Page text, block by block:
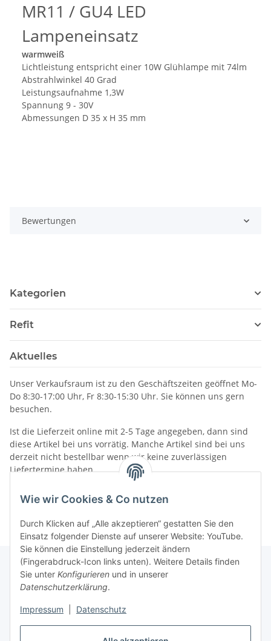
Wie wir Cookies & Co nutzen
Durch Klicken auf „Alle akzeptieren“ gestatten Sie den
Einsatz folgender Dienste auf unserer Website: YouTube.
Sie können die Einstellung jederzeit ändern
(Fingerabdruck-Icon links unten). Weitere Details finden
Sie unter Konfigurieren und in unserer
Datenschutzerklärung.
Impressum Datenschutz
MR11 / GU4 LED
Lampeneinsatz
warmweiß
Lichtleistung entspricht einer 10W Glühlampe mit 74lm
Abstrahlwinkel 40 Grad
Leistungsaufnahme 1,3W
Spannung 9 - 30V
Abmessungen D 35 x H 35 mm
Bewertungen
Kategorien
Refit
Aktuelles
Unser Verkaufsraum ist zu den Geschäftszeiten geöffnet Mo-
Do 8:30-17:00 Uhr, Fr 8:30-15:30 Uhr. Sie können uns gern
besuchen.
Ist die Lieferzeit online mit 2-5 Tage angegeben, dann sind
diese Artikel bei uns vorrätig. Manche Artikel sind bei uns
derzeit nicht bestellbar wenn wir keine zuverlässigen
Liefertermine haben.
Gesetzliche Informationen